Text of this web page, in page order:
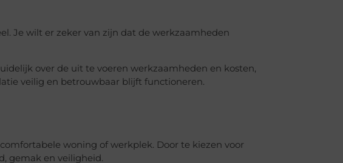
Je wilt er zeker van zijn dat de werkzaamheden
over de uit te voeren werkzaamheden en kosten,
veilig en betrouwbaar blijft functioneren.
woning of werkplek. Door te kiezen voor
gemak en veiligheid.